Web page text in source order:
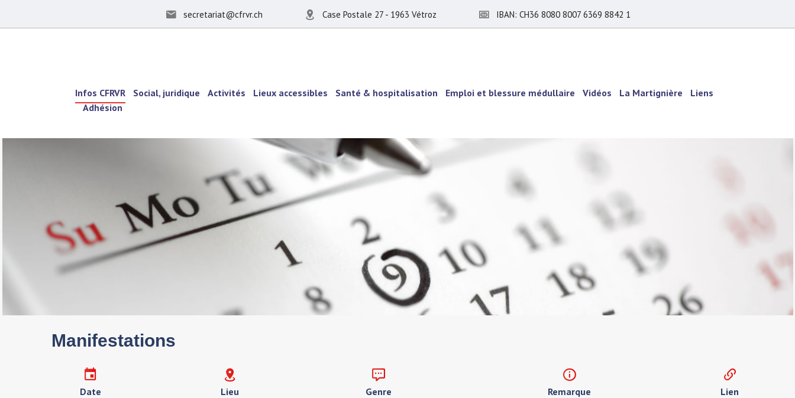
secretariat@cfrvr.ch Case Postale 27 - 1963 Vétroz IBAN: CH36 8080 8007 6369 8842 1
Infos CFRVR Social, juridique Activités Lieux accessibles Santé & hospitalisation Emploi et blessure médullaire Vidéos La Martignière
Liens
Adhésion
Manifestations
Date Lieu Genre Remarque Lien